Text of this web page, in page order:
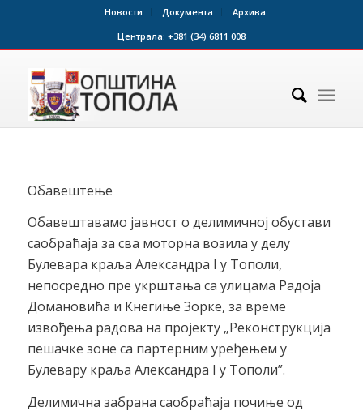
Новости Документа
Архива
Централа: +381 (34) 6811 008
Обавештење
Обавештавамо јавност о делимичној обустави
саобраћаја за сва моторна возила у делу
Булевара краља Александра I у Тополи,
непосредно пре укрштања са улицама Радоја
Домановића и Кнегиње Зорке, за време
извођења радова на пројекту „Реконструкција
пешачке зоне са партерним уређењем у
Булевару краља Александра I у Тополи”.
Делимична забрана саобраћаја почиње од